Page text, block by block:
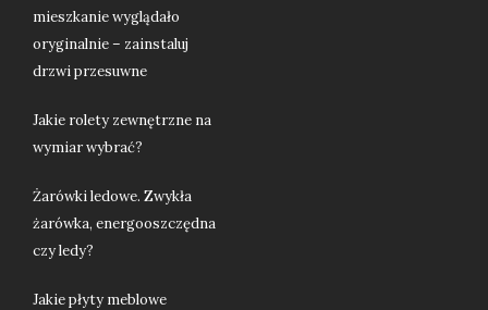
mieszkanie wyglądało
oryginalnie – zainstaluj
drzwi przesuwne
Jakie rolety zewnętrzne na
wymiar wybrać?
Żarówki ledowe. Zwykła
żarówka, energooszczędna
czy ledy?
Jakie płyty meblowe